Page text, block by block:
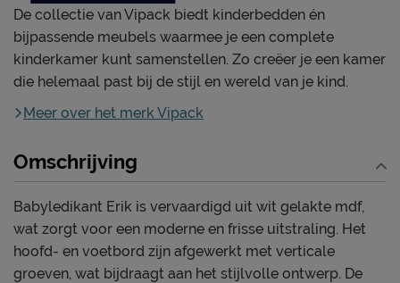
De collectie van Vipack biedt kinderbedden én
bijpassende meubels waarmee je een complete
kinderkamer kunt samenstellen. Zo creëer je een kamer
die helemaal past bij de stijl en wereld van je kind.
Meer over het merk Vipack
Omschrijving
Babyledikant Erik is vervaardigd uit wit gelakte mdf,
wat zorgt voor een moderne en frisse uitstraling. Het
hoofd- en voetbord zijn afgewerkt met verticale
groeven, wat bijdraagt aan het stijlvolle ontwerp. De